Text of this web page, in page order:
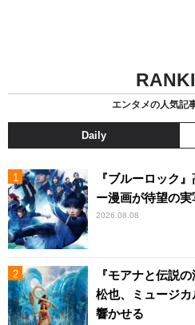
エンタメの人気記
Daily
『ブルーロック
ー漫画が待望の実
2026.08.08
『モアナと伝説
松也、ミュージ
響かせる